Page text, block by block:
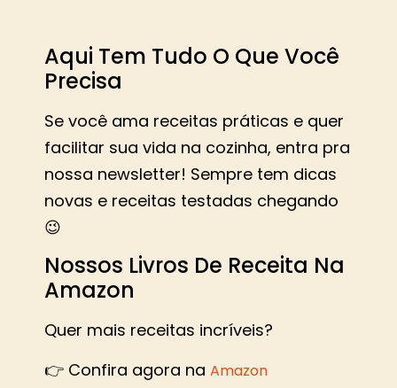
Aqui Tem Tudo O Que Você
Precisa
Se você ama receitas práticas e quer
facilitar sua vida na cozinha, entra pra
nossa newsletter! Sempre tem dicas
novas e receitas testadas chegando
😉
Nossos Livros De Receita Na
Amazon
Quer mais receitas incríveis?
👉 Confira agora na Amazon